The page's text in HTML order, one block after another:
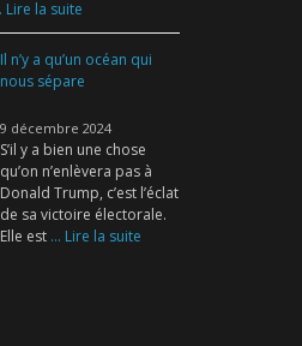
Lire la suite
Il n’y a qu’un océan qui
nous sépare
9 décembre 2024
S’il y a bien une chose
qu’on n’enlèvera pas à
Donald Trump, c’est l’éclat
de sa victoire électorale.
Elle est ... Lire la suite